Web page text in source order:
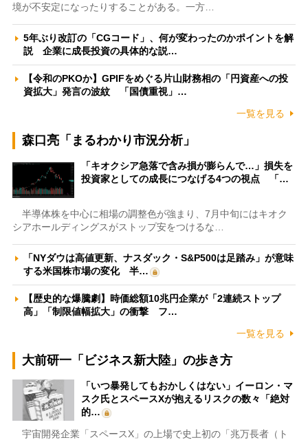
境が不安定になったりすることがある。一方…
5年ぶり改訂の「CGコード」、何が変わったのかポイントを解
説 企業に成長投資の具体的な説…
【令和のPKOか】GPIFをめぐる片山財務相の「円資産への投
資拡大」発言の波紋 「国債重視」…
一覧を見る
森口亮「まるわかり市況分析」
「キオクシア急落で含み損が膨らんで…」損失を
投資家としての成長につなげる4つの視点 「…
半導体株を中心に相場の調整色が強まり、7月中旬にはキオク
シアホールディングスがストップ安をつけるな…
「NYダウは高値更新、ナスダック・S&P500は足踏み」が意味
する米国株市場の変化 半…
【歴史的な爆騰劇】時価総額10兆円企業が「2連続ストップ
高」「制限値幅拡大」の衝撃 フ…
一覧を見る
大前研一「ビジネス新大陸」の歩き方
「いつ暴発してもおかしくはない」イーロン・マ
スク氏とスペースXが抱えるリスクの数々「絶対
的…
宇宙開発企業「スペースX」の上場で史上初の「兆万長者（ト